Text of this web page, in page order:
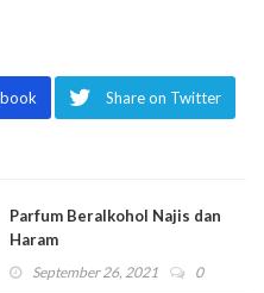
Share on Twitter
Parfum Beralkohol Najis dan
Haram
September 26, 2021 0